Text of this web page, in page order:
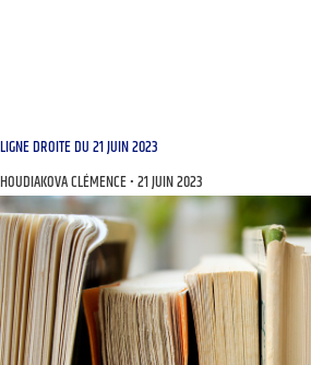
LIGNE DROITE DU 21 JUIN 2023
HOUDIAKOVA CLÉMENCE 21 JUIN 2023